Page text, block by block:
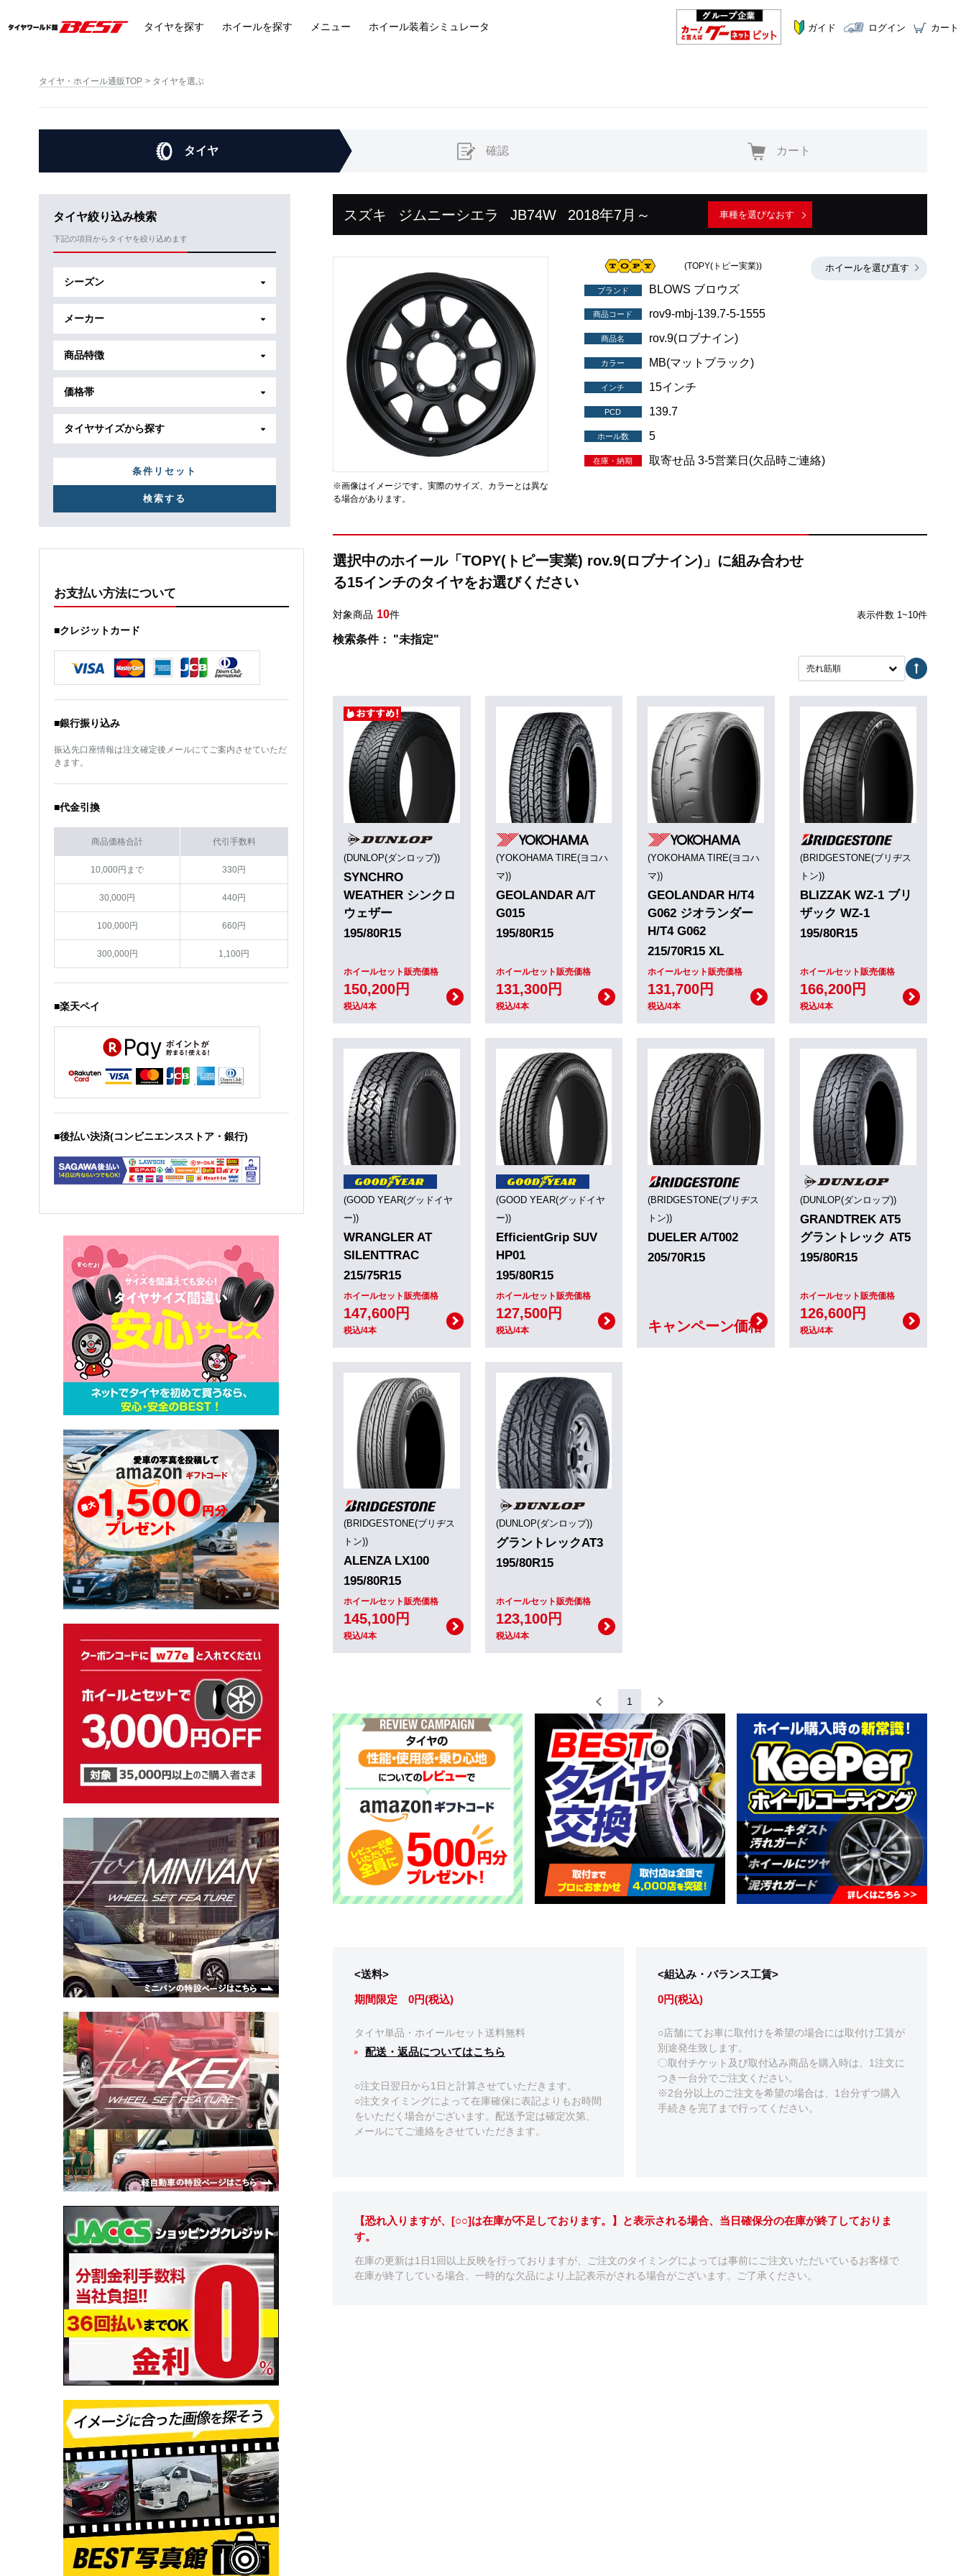
タイヤを探す ホイールを探す メニュー ホイール装着シミュレータ ガイド ログイン カート
タイヤ・ホイール通販TOP タイヤを選ぶ
タイヤ 確認 カート
タイヤ絞り込み検索
下記の項目からタイヤを絞り込めます
シーズン
メーカー
商品特徴
価格帯
タイヤサイズから探す
条件リセット
お支払い方法について
■クレジットカード
■銀行振り込み
振込先口座情報は注文確定後メールにてご案内させていただ
きます。
■代金引換
商品価格合計 代引手数料
10,000円まで 330円
30,000円 440円
100,000円 660円
300,000円 1,100円
■楽天ペイ
■後払い決済(コンビニエンスストア・銀行)
スズキ ジムニーシエラ JB74W 2018年7月～ 車種を選びなおす
※画像はイメージです。実際のサイズ、カラーとは異な
る場合があります。
ホイールを選び直す
(TOPY(トピー実業))
ブランド BLOWS ブロウズ
商品コード rov9-mbj-139.7-5-1555
商品名 rov.9(ロブナイン)
カラー MB(マットブラック)
インチ 15インチ
PCD 139.7
ホール数 5
在庫・納期 取寄せ品 3-5営業日(欠品時ご連絡)
選択中のホイール「TOPY(トピー実業) rov.9(ロブナイン)」に組み合わせ
る15インチのタイヤをお選びください
対象商品 10件 表示件数 1~10件
検索条件： "未指定"
売れ筋順
(DUNLOP(ダンロップ))
SYNCHRO
WEATHER シンクロ
ウェザー
195/80R15
ホイールセット販売価格
150,200円
税込/4本
(YOKOHAMA TIRE(ヨコハ
マ))
GEOLANDAR A/T
G015
195/80R15
ホイールセット販売価格
131,300円
税込/4本
(YOKOHAMA TIRE(ヨコハ
マ))
GEOLANDAR H/T4
G062 ジオランダー
H/T4 G062
215/70R15 XL
ホイールセット販売価格
131,700円
税込/4本
(BRIDGESTONE(ブリヂス
トン))
BLIZZAK WZ-1 ブリ
ザック WZ-1
195/80R15
ホイールセット販売価格
166,200円
税込/4本
(GOOD YEAR(グッドイヤ
ー))
WRANGLER AT
SILENTTRAC
215/75R15
ホイールセット販売価格
147,600円
税込/4本
(GOOD YEAR(グッドイヤ
ー))
EfficientGrip SUV
HP01
195/80R15
ホイールセット販売価格
127,500円
税込/4本
(BRIDGESTONE(ブリヂス
トン))
DUELER A/T002
205/70R15
キャンペーン価格
(DUNLOP(ダンロップ))
GRANDTREK AT5
グラントレック AT5
195/80R15
ホイールセット販売価格
126,600円
税込/4本
(BRIDGESTONE(ブリヂス
トン))
ALENZA LX100
195/80R15
ホイールセット販売価格
145,100円
税込/4本
(DUNLOP(ダンロップ))
グラントレックAT3
195/80R15
ホイールセット販売価格
123,100円
税込/4本
1
<送料>
期間限定 0円(税込)
タイヤ単品・ホイールセット送料無料
配送・返品についてはこちら
○注文日翌日から1日と計算させていただきます。
○注文タイミングによって在庫確保に表記よりもお時間
をいただく場合がございます。配送予定は確定次第、
メールにてご連絡をさせていただきます。
<組込み・バランス工賃>
0円(税込)
○店舗にてお車に取付けを希望の場合には取付け工賃が
別途発生致します。
〇取付チケット及び取付込み商品を購入時は、1注文に
つき一台分でご注文ください。
※2台分以上のご注文を希望の場合は、1台分ずつ購入
手続きを完了まで行ってください。
【恐れ入りますが、[○○]は在庫が不足しております。】と表示される場合、当日確保分の在庫が終了しておりま
す。
在庫の更新は1日1回以上反映を行っておりますが、ご注文のタイミングによっては事前にご注文いただいているお客様で
在庫が終了している場合、一時的な欠品により上記表示がされる場合がございます。ご了承ください。